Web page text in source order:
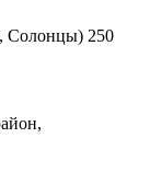
Солонцы) 250